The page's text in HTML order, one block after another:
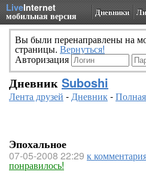
LiveInternet
мобильная версия Дневники
Вы были перенаправлены на
страницы. Вернуться!
Авторизация
Дневник Suboshi
Лента друзей -Дневник-
Эпохальное
07-05-2008 22:29 к
понравилось!